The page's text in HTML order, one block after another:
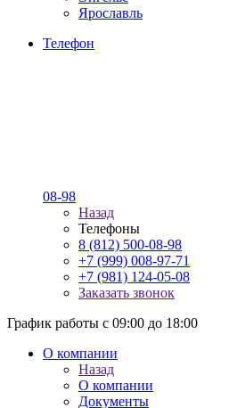
Ярославль
Телефон
08-98
Назад
Телефоны
8 (812) 500-08-98
+7 (999) 008-97-71
+7 (981) 124-05-08
Заказать звонок
График работы с 09:00 до 18:00
О компании
Назад
О компании
Документы